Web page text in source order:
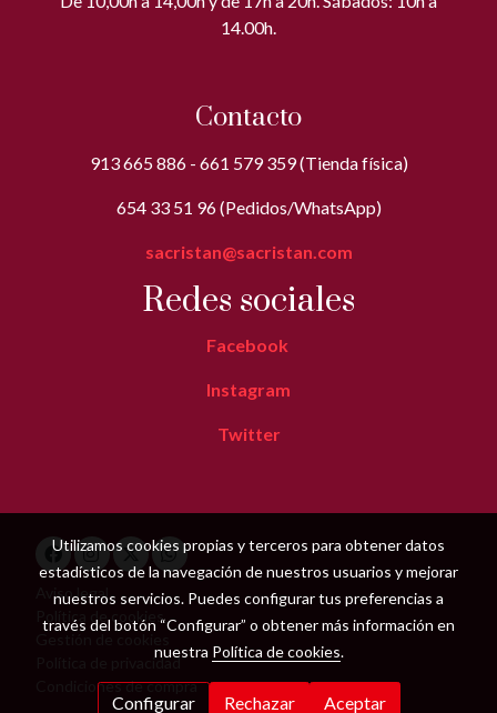
14.00h.
Contacto
913 665 886 - 661 579 359 (Tienda física)
654 33 51 96 (Pedidos/WhatsApp)
sacristan@sacristan.com
Redes sociales
Facebook
Instagram
Twitter
Aviso legal
Política de cookies
Política de privacidad
Condiciones de compra
Utilizamos cookies propias y terceros para obtener datos
estadísticos de la navegación de nuestros usuarios y mejorar
nuestros servicios. Puedes configurar tus preferencias a
través del botón “Configurar” o obtener más información en
nuestra Política de cookies.
Configurar Rechazar Aceptar